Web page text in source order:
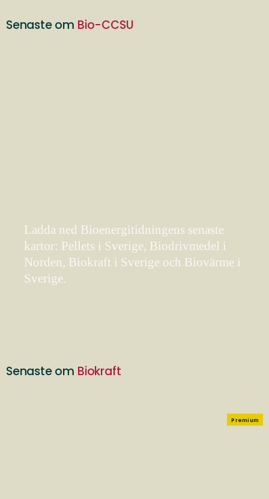
Senaste om Bio-CCSU
Ladda ned Bioenergitidningens senaste
kartor: Pellets i Sverige, Biodrivmedel i
Norden, Biokraft i Sverige och Biovärme i
Sverige.
Senaste om Biokraft
Premium